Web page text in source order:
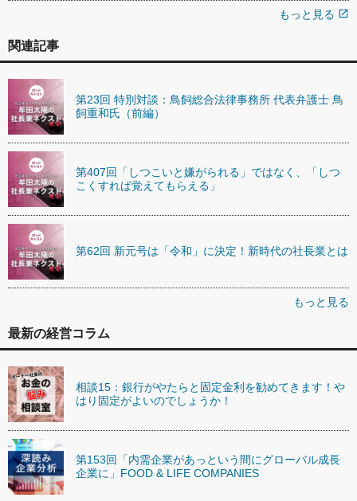
もっと見る open_in_new
関連記事
第23回 特別対談：鳥飼総合法律事務所 代表弁護士 鳥
飼重和氏（前編）
第407回「しつこいと嫌がられる」ではなく、「しつ
こくすれば覚えてもらえる」
第62回 新元号は「令和」に決定！新時代の社長業とは
もっと見る
最新の経営コラム
相談15：銀行がやたらと固定金利を勧めてきます！や
はり固定がよいのでしょうか！
第153回「内需企業があっという間にグローバル成長
企業に」FOOD & LIFE COMPANIES